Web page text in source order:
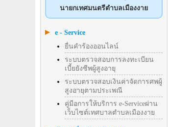
นายกเทศมนตรีตำบลเมืองงาย
e - Service
ยื่นคำร้องออนไลน์
ระบบตรวจสอบการลงทะเบียน
เบี้ยยังชีพผู้สูงอายุ
ระบบตรวจสอบเงินค่าจัดการศพผู้
สูงอายุตามประเพณี
คู่มือการให้บริการ e-Serviceผ่าน
เว็บไซต์เทศบาลตำบลเมืองงาย